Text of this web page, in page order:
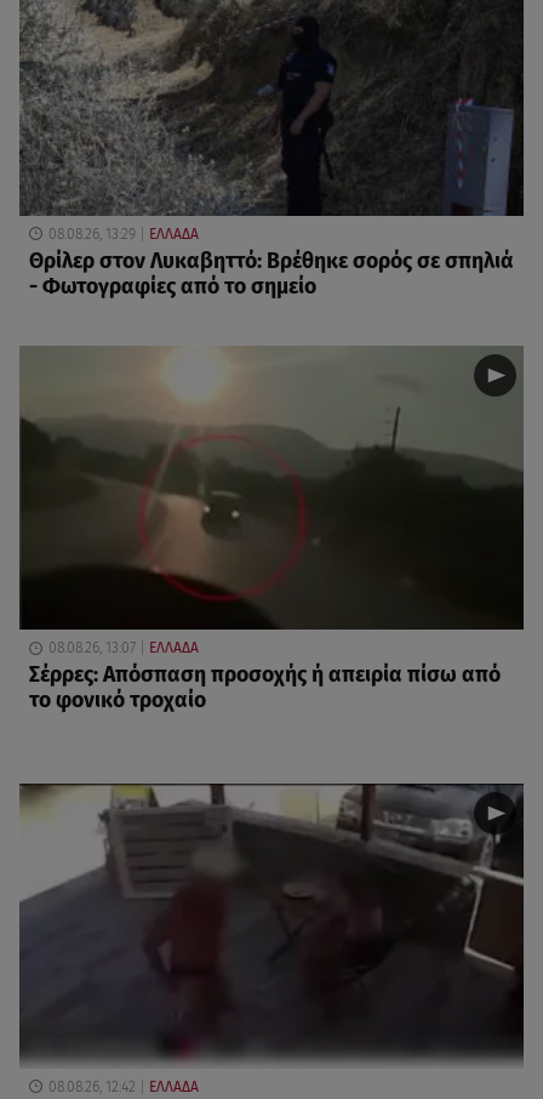
08.08.26, 13:29 ΕΛΛΑΔΑ
Θρίλερ στον Λυκαβηττό: Βρέθηκε σορός σε σπηλιά
- Φωτογραφίες από το σημείο
08.08.26, 13:07 ΕΛΛΑΔΑ
Σέρρες: Απόσπαση προσοχής ή απειρία πίσω από
το φονικό τροχαίο
08.08.26, 12:42 ΕΛΛΑΔΑ